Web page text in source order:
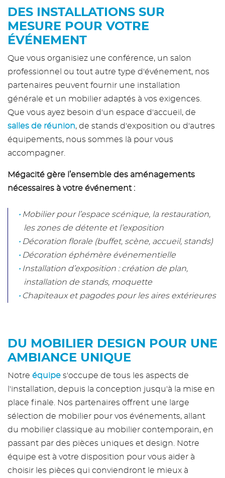
DES INSTALLATIONS SUR
MESURE POUR VOTRE
ÉVÉNEMENT
Que vous organisiez une conférence, un salon
professionnel ou tout autre type d'événement, nos
partenaires peuvent fournir une installation
générale et un mobilier adaptés à vos exigences.
Que vous ayez besoin d'un espace d'accueil, de
salles de réunion, de stands d'exposition ou d'autres
équipements, nous sommes là pour vous
accompagner.
Mégacité gère l’ensemble des aménagements
nécessaires à votre événement :
Mobilier pour l’espace scénique, la restauration,
les zones de détente et l’exposition
Décoration florale (buffet, scène, accueil, stands)
Décoration éphémère événementielle
Installation d’exposition : création de plan,
installation de stands, moquette
Chapiteaux et pagodes pour les aires extérieures
DU MOBILIER DESIGN POUR UNE
AMBIANCE UNIQUE
Notre équipe s'occupe de tous les aspects de
l'installation, depuis la conception jusqu'à la mise en
place finale. Nos partenaires offrent une large
sélection de mobilier pour vos événements, allant
du mobilier classique au mobilier contemporain, en
passant par des pièces uniques et design. Notre
équipe est à votre disposition pour vous aider à
choisir les pièces qui conviendront le mieux à